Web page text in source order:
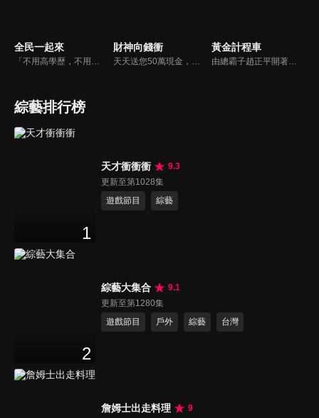
全民一起來
「不用高學歷，不用會答題，全民一起來，獎金拿不完！」《全民一起來》是一檔結合手機遊戲的大型現場直播益智節目，「記憶、觀察、反應、平衡、敏捷...」，多道關卡考驗挑戰者的多元智能及體能，見證藝人明星各項不可思議的挑戰。
財神向錢衝
天天送您50萬現金，還有汽車大獎！不考智力、體力，挑戰家人、同事、同學、朋友互相了解的成渡和共同生活經驗。快來參加《財神向前衝》大獎通通送給您。
黃金計程車
由總霸子趙正平開著計程車在街頭隨機找尋搭車路人，進行機智問答，如果十題答對就可以拿走金元寶！如果沒有答對，就把當前獎金減一個0然後發放！另外節目中總霸子趙正平還會帶我們遍尋美食名景。
綜藝排行榜
1
天才衝衝衝
9.3
更新至第1028集
遊戲節目
綜藝
2
綜藝大集合
9.1
更新至第1280集
遊戲節目
戶外 綜藝 台灣
詹姆士出走料理
9